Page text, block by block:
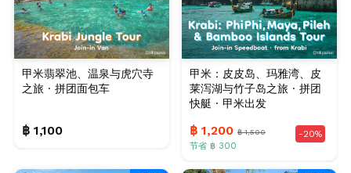
甲米翡翠池、温泉与虎穴寺
之旅 · 拼团面包车
฿ 1,100
甲米：皮皮岛、玛雅湾、皮
莱泻湖与竹子岛之旅 · 拼团
快艇 · 甲米出发
฿ 1,200 ฿ 1,500
节省 ฿ 300
-20%